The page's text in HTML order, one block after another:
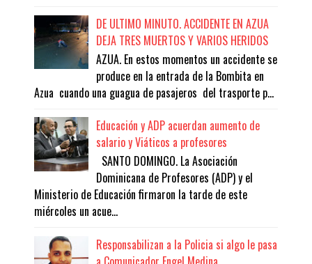
DE ULTIMO MINUTO. ACCIDENTE EN AZUA
DEJA TRES MUERTOS Y VARIOS HERIDOS
AZUA. En estos momentos un accidente se
produce en la entrada de la Bombita en
Azua cuando una guagua de pasajeros del trasporte p...
Educación y ADP acuerdan aumento de
salario y Viáticos a profesores
SANTO DOMINGO. La Asociación
Dominicana de Profesores (ADP) y el
Ministerio de Educación firmaron la tarde de este
miércoles un acue...
Responsabilizan a la Policia si algo le pasa